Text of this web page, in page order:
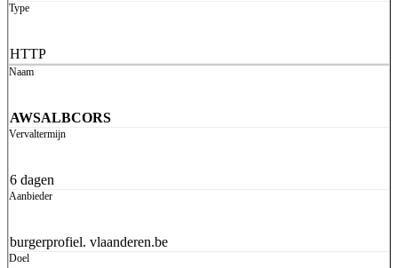
HTTP
AWSALBCORS
6 dagen
burgerprofiel. vlaanderen.be